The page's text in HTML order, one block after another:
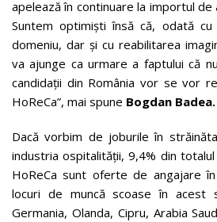
apelează în continuare la importul
Suntem optimiști însă că, odată
domeniu, dar și cu reabilitarea
va ajunge ca urmare a faptului că
candidații din România vor se vor
HoReCa”, mai spune Bogdan Badea.
Dacă vorbim de joburile în
industria ospitalității, 9,4% din
HoReCa sunt oferte de angajare
locuri de muncă scoase în acest
Germania, Olanda, Cipru, Arabia